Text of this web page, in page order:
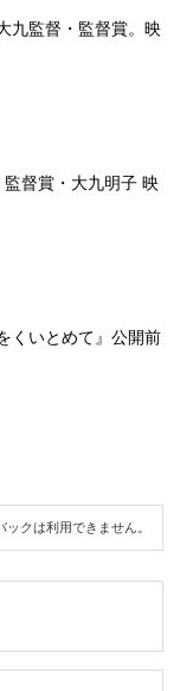
九監督・監督賞。映
督賞・大九明子 映
くいとめて』公開前
ックは利用できません。